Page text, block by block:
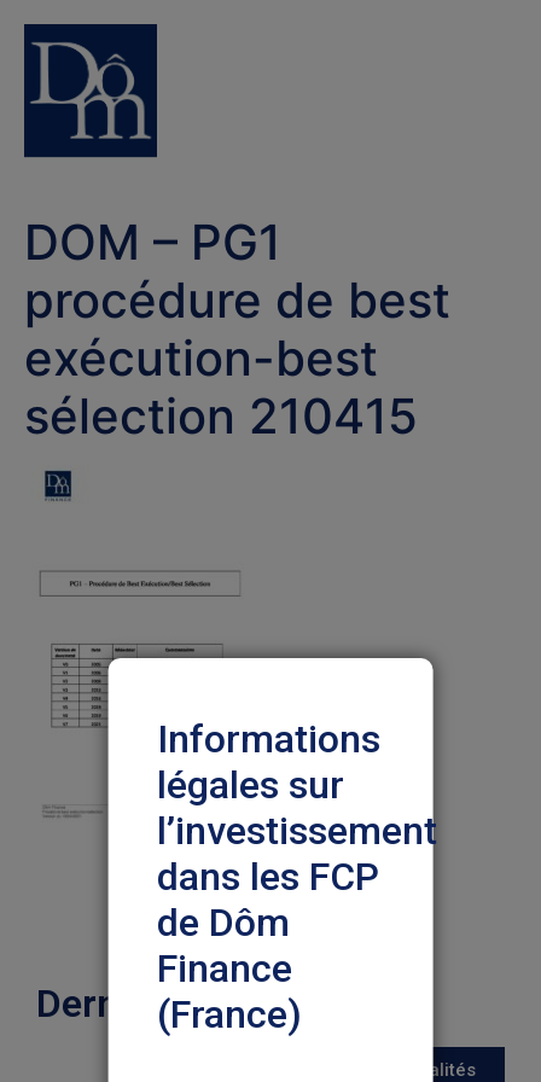
DOM – PG1
procédure de best
exécution-best
sélection 210415
Dernières actualités
Toutes les actualités
Informations
légales sur
l’investissement
dans les FCP
de Dôm
Finance
(France)